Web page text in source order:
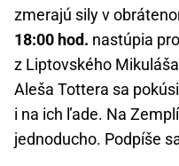
zmerajú sily v
18:00 hod. nastúpia
z Liptovského
Aleša Tottera sa
i na ich ľade. Na
jednoducho. Podpíše